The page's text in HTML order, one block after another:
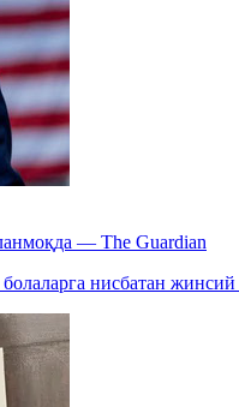
— The Guardian
нисбатан